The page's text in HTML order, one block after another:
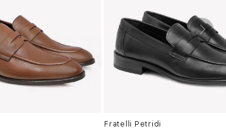
Fratelli Petridi